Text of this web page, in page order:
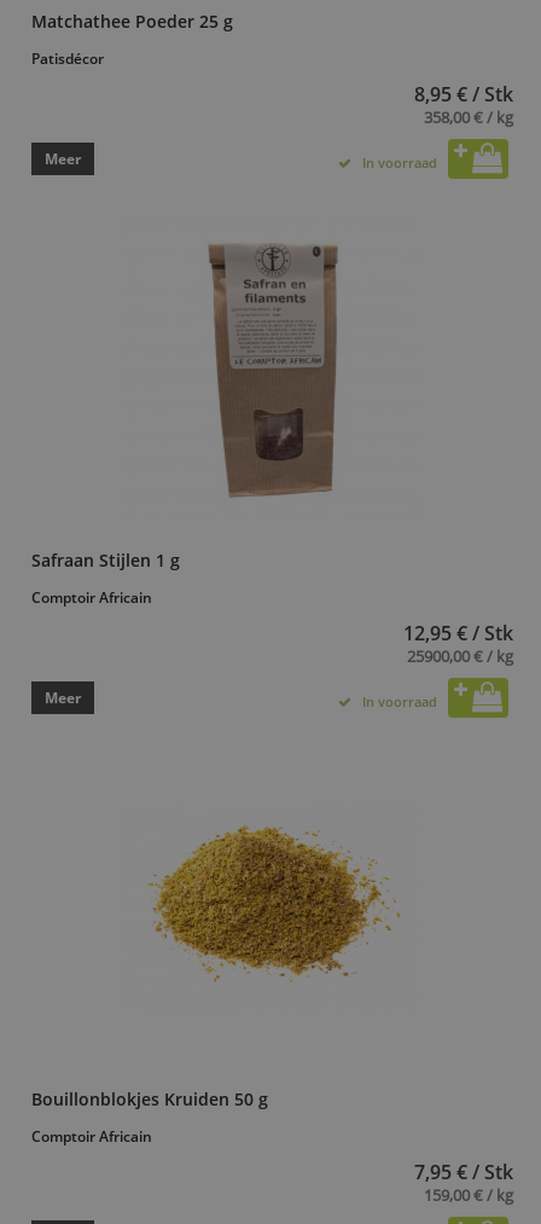
Matchathee Poeder 25 g
Patisdécor
8,95 € / Stk
358,00 € / kg
Meer In voorraad
Safraan Stijlen 1 g
Comptoir Africain
12,95 € / Stk
25900,00 € / kg
Meer In voorraad
Bouillonblokjes Kruiden 50 g
Comptoir Africain
7,95 € / Stk
159,00 € / kg